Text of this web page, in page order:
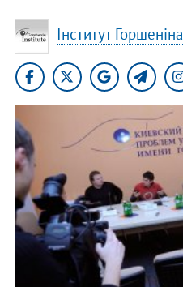
Інститут Горшеніна